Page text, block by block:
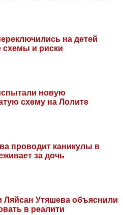
на детей
схемы и риски
новую
схему на Лолите
проводит каникулы в
за дочь
Ляйсан Утяшева объяснили
в реалити